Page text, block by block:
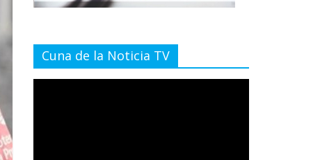
Cuna de la Noticia TV